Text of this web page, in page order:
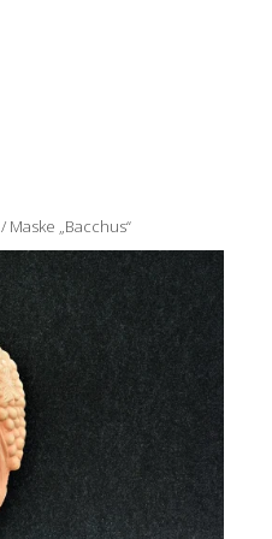
/ Maske „Bacchus“